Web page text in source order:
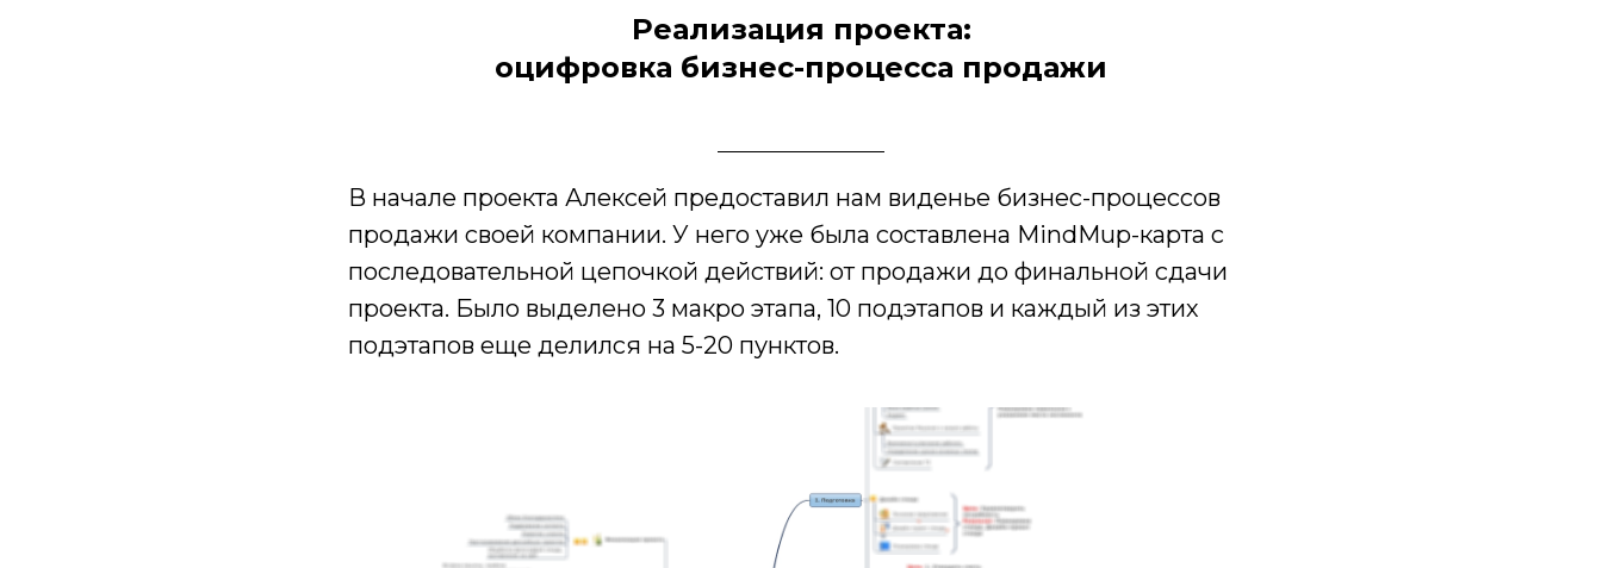
Реализация проекта:
оцифровка бизнес-процесса продажи
В начале проекта Алексей предоставил нам виденье бизнес-процессов
продажи своей компании. У него уже была составлена MindMup-карта с
последовательной цепочкой действий: от продажи до финальной сдачи
проекта. Было выделено 3 макро этапа, 10 подэтапов и каждый из этих
подэтапов еще делился на 5-20 пунктов.